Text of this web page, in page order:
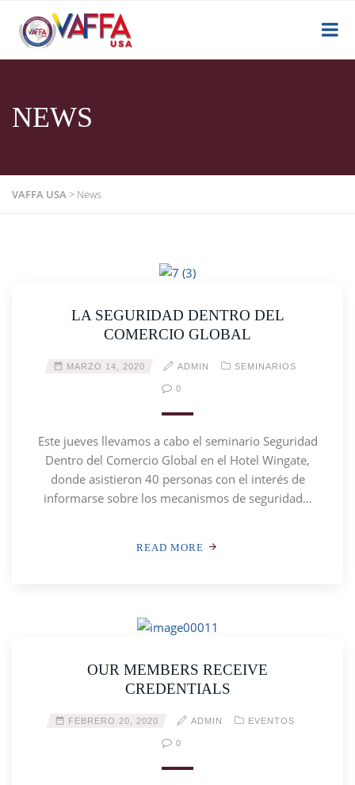
NEWS
VAFFA USA> News
LA SEGURIDAD DENTRO DEL
COMERCIO GLOBAL
MARZO 14, 2020 ADMIN SEMINARIOS
0
Este jueves llevamos a cabo el seminario Seguridad
Dentro del Comercio Global en el Hotel Wingate,
donde asistieron 40 personas con el interés de
informarse sobre los mecanismos de seguridad…
READ MORE
OUR MEMBERS RECEIVE
CREDENTIALS
FEBRERO 20, 2020 ADMIN EVENTOS
0